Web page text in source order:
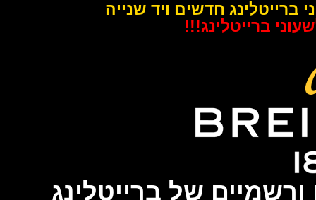
חדשים ויד שנייה
ברייטלינג!!!
של ברייטלינג